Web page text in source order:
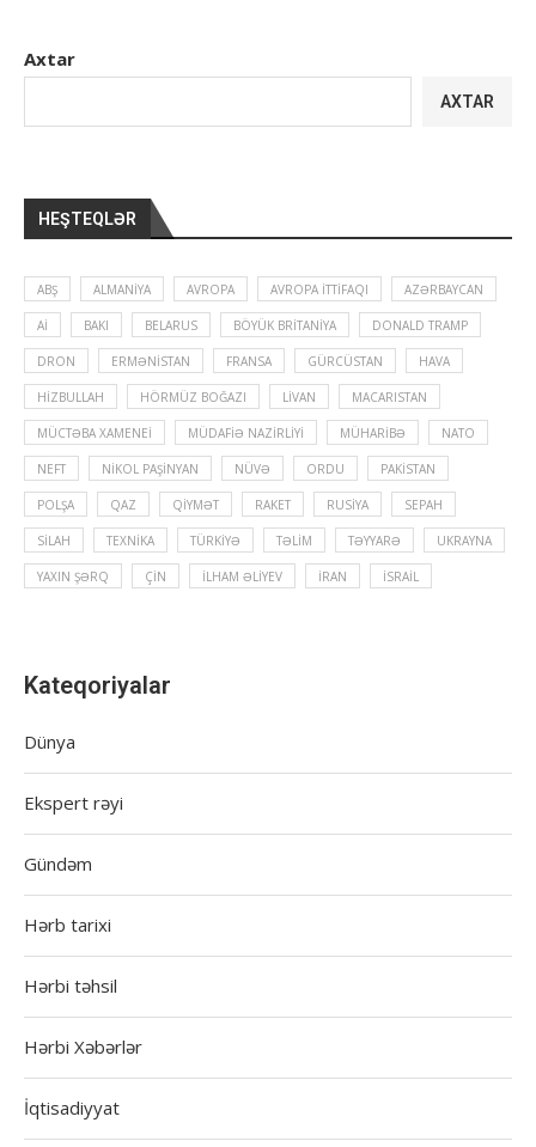
Axtar
AXTAR
HEŞTEQLƏR
ABŞ ALMANIYA AVROPA AVROPA İTTIFAQI AZƏRBAYCAN
Aİ BAKI BELARUS BÖYÜK BRITANIYA DONALD TRAMP
DRON ERMƏNISTAN FRANSA GÜRCÜSTAN HAVA
HIZBULLAH HÖRMÜZ BOĞAZI LIVAN MACARISTAN
MÜCTƏBA XAMENEI MÜDAFIƏ NAZIRLIYI MÜHARIBƏ NATO
NEFT NIKOL PAŞINYAN NÜVƏ ORDU PAKISTAN
POLŞA QAZ QIYMƏT RAKET RUSIYA SEPAH
SILAH TEXNIKA TÜRKIYƏ TƏLIM TƏYYARƏ UKRAYNA
YAXIN ŞƏRQ ÇIN İLHAM ƏLIYEV İRAN İSRAIL
Kateqoriyalar
Dünya
Ekspert rəyi
Gündəm
Hərb tarixi
Hərbi təhsil
Hərbi Xəbərlər
İqtisadiyyat